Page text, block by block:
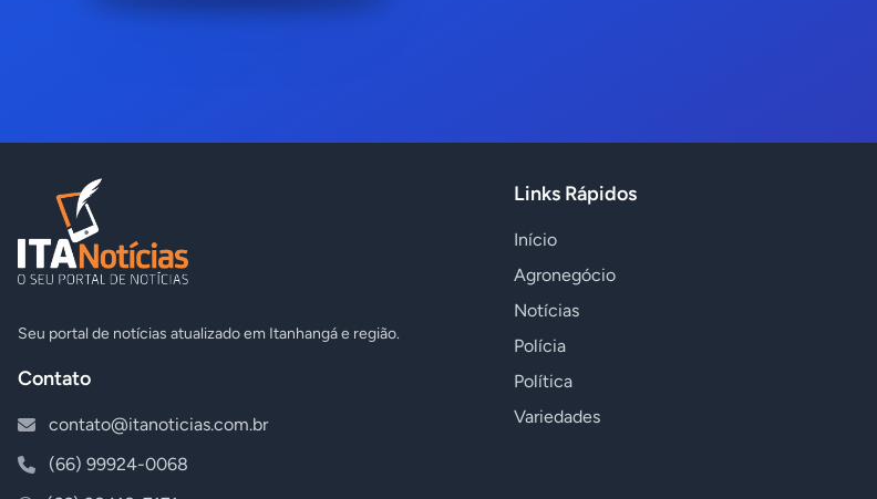
Seu portal de notícias atualizado em Itanhangá e região.
Contato
contato@itanoticias.com.br
(66) 99924-0068
Links Rápidos
Início
Agronegócio
Notícias
Polícia
Política
Variedades